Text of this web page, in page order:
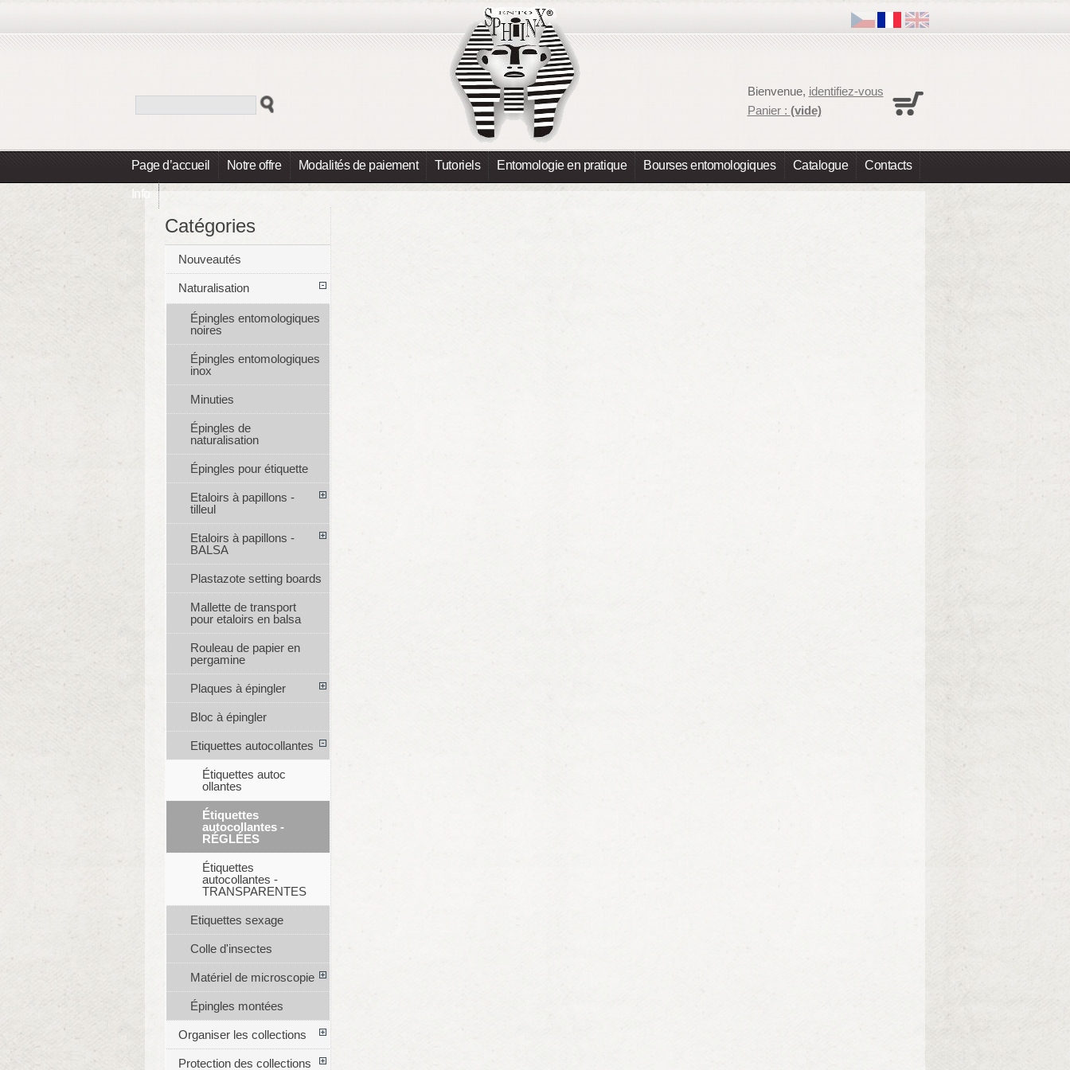
Page d’accueil Notre offre Modalités de paiement Tutoriels Entomologie en pratique Bourses entomologiques Catalogue Contacts
Info
Bienvenue, identifiez-vous
Panier : (vide)
Catégories
Nouveautés
Naturalisation
Épingles entomologiques
noires
Épingles entomologiques
inox
Minuties
Épingles de
naturalisation
Épingles pour étiquette
Etaloirs à papillons -
tilleul
Etaloirs à papillons -
BALSA
Plastazote setting boards
Mallette de transport
pour etaloirs en balsa
Rouleau de papier en
pergamine
Plaques à épingler
Bloc à épingler
Etiquettes autocollantes
Étiquettes autoc
ollantes
Étiquettes
autocollantes -
RÉGLÉES
Étiquettes
autocollantes -
TRANSPARENTES
Etiquettes sexage
Colle d'insectes
Matériel de microscopie
Épingles montées
Organiser les collections
Protection des collections
Aucun produit
Total 0,00 €
Les prix sont HT